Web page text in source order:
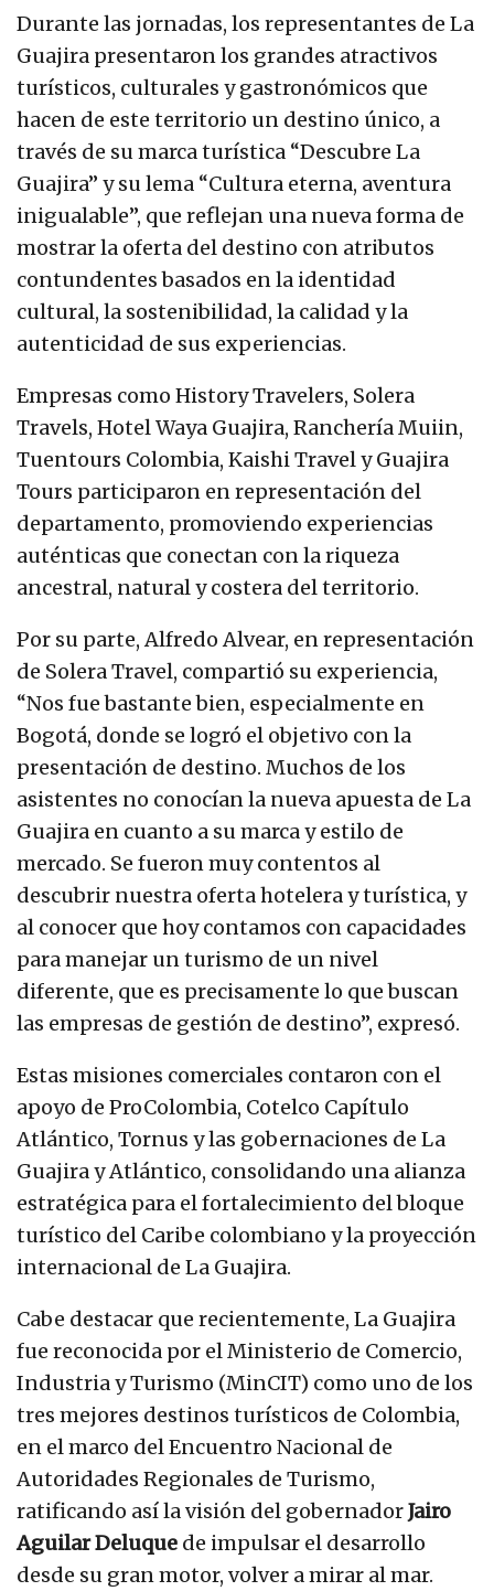
Durante las jornadas, los representantes de La
Guajira presentaron los grandes atractivos
turísticos, culturales y gastronómicos que
hacen de este territorio un destino único, a
través de su marca turística “Descubre La
Guajira” y su lema “Cultura eterna, aventura
inigualable”, que reflejan una nueva forma de
mostrar la oferta del destino con atributos
contundentes basados en la identidad
cultural, la sostenibilidad, la calidad y la
autenticidad de sus experiencias.
Empresas como History Travelers, Solera
Travels, Hotel Waya Guajira, Ranchería Muiin,
Tuentours Colombia, Kaishi Travel y Guajira
Tours participaron en representación del
departamento, promoviendo experiencias
auténticas que conectan con la riqueza
ancestral, natural y costera del territorio.
Por su parte, Alfredo Alvear, en representación
de Solera Travel, compartió su experiencia,
“Nos fue bastante bien, especialmente en
Bogotá, donde se logró el objetivo con la
presentación de destino. Muchos de los
asistentes no conocían la nueva apuesta de La
Guajira en cuanto a su marca y estilo de
mercado. Se fueron muy contentos al
descubrir nuestra oferta hotelera y turística, y
al conocer que hoy contamos con capacidades
para manejar un turismo de un nivel
diferente, que es precisamente lo que buscan
las empresas de gestión de destino”, expresó.
Estas misiones comerciales contaron con el
apoyo de ProColombia, Cotelco Capítulo
Atlántico, Tornus y las gobernaciones de La
Guajira y Atlántico, consolidando una alianza
estratégica para el fortalecimiento del bloque
turístico del Caribe colombiano y la proyección
internacional de La Guajira.
Cabe destacar que recientemente, La Guajira
fue reconocida por el Ministerio de Comercio,
Industria y Turismo (MinCIT) como uno de los
tres mejores destinos turísticos de Colombia,
en el marco del Encuentro Nacional de
Autoridades Regionales de Turismo,
ratificando así la visión del gobernadorJairo
Aguilar Deluque de impulsar el desarrollo
desde su gran motor, volver a mirar al mar.